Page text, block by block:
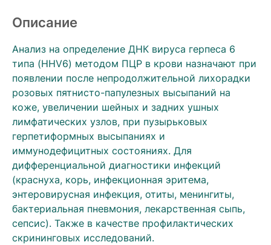
Описание
Анализ на определение ДНК вируса герпеса 6
типа (HHV6) методом ПЦР в крови назначают при
появлении после непродолжительной лихорадки
розовых пятнисто-папулезных высыпаний на
коже, увеличении шейных и задних ушных
лимфатических узлов, при пузырьковых
герпетиформных высыпаниях и
иммунодефицитных состояниях. Для
дифференциальной диагностики инфекций
(краснуха, корь, инфекционная эритема,
энтеровирусная инфекция, отиты, менингиты,
бактериальная пневмония, лекарственная сыпь,
сепсис). Также в качестве профилактических
скрининговых исследований.